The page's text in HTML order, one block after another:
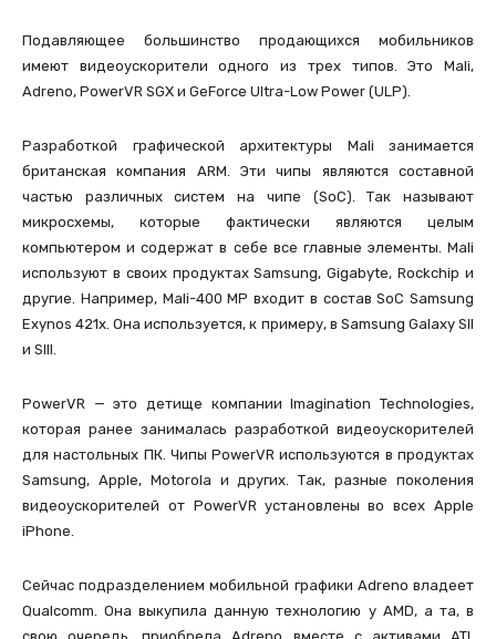
Подавляющее большинство продающихся мобильников
имеют видеоускорители одного из трех типов. Это Mali,
Adreno, PowerVR SGX и GeForce Ultra-Low Power (ULP).
Разработкой графической архитектуры Mali занимается
британская компания ARM. Эти чипы являются составной
частью различных систем на чипе (SoC). Так называют
микросхемы, которые фактически являются целым
компьютером и содержат в себе все главные элементы. Mali
используют в своих продуктах Samsung, Gigabyte, Rockchip и
другие. Например, Mali-400 MP входит в состав SoC Samsung
Exynos 421x. Она используется, к примеру, в Samsung Galaxy SII
и SIII.
PowerVR — это детище компании Imagination Technologies,
которая ранее занималась разработкой видеоускорителей
для настольных ПК. Чипы PowerVR используются в продуктах
Samsung, Apple, Motorola и других. Так, разные поколения
видеоускорителей от PowerVR установлены во всех Apple
iPhone.
Сейчас подразделением мобильной графики Adreno владеет
Qualcomm. Она выкупила данную технологию у AMD, а та, в